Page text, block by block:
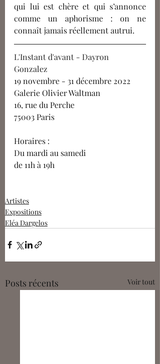
qui lui est chère et qui s’annonce
comme un aphorisme : on ne
connaît jamais réellement autrui.
L'Instant d'avant - Dayron
Gonzalez
19 novembre - 31 décembre 2022
Galerie Olivier Waltman
16, rue du Perche
75003 Paris
Horaires :
Du mardi au samedi
de 11h à 19h
Artistes
Expositions
Eléa Dargelos
Posts récents Voir tout